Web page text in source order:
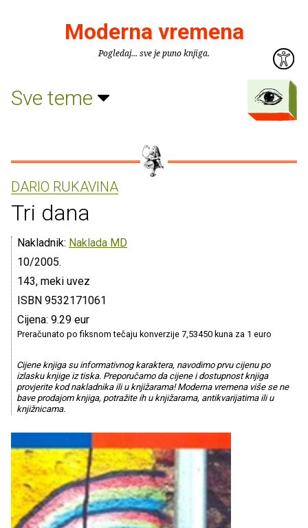
Moderna vremena
Pogledaj... sve je puno knjiga.
Sve teme
DARIO RUKAVINA
Tri dana
Nakladnik: Naklada MD
10/2005.
143, meki uvez
ISBN 9532171061
Cijena: 9.29 eur
Preračunato po fiksnom tečaju konverzije 7,53450 kuna za 1 euro
Cijene knjiga su informativnog karaktera, navodimo prvu cijenu po
izlasku knjige iz tiska. Preporučamo da cijene i dostupnost knjiga
provjerite kod nakladnika ili u knjižarama! Moderna vremena više se ne
bave prodajom knjiga, potražite ih u knjižarama, antikvarijatima ili u
knjižnicama.